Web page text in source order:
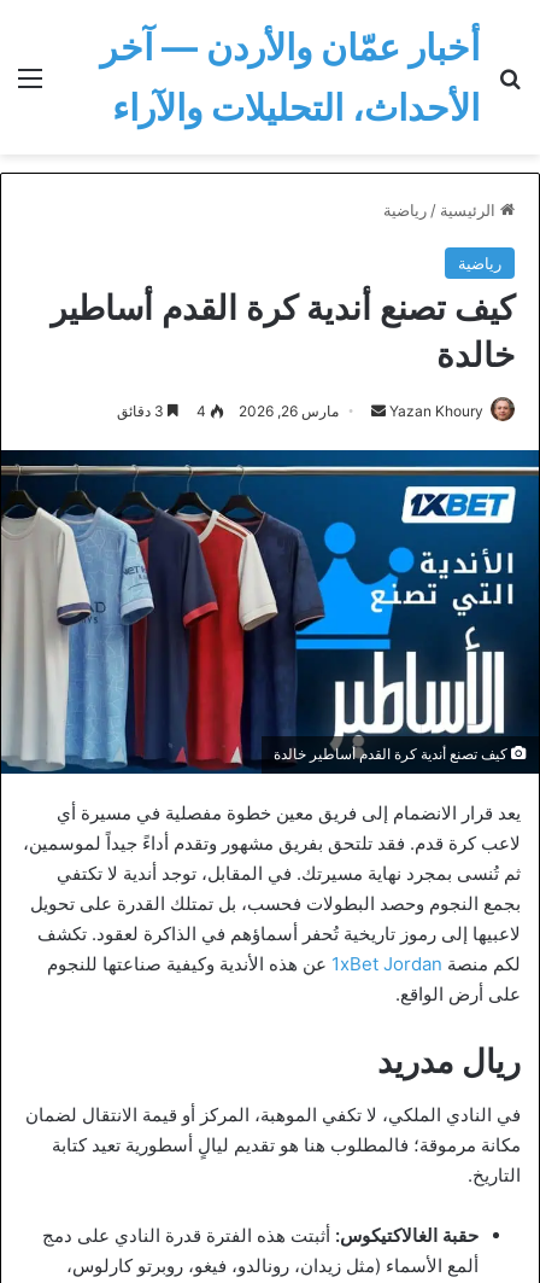
أخبار عمّان والأردن — آخر
الأحداث، التحليلات والآراء
الرئيسية / رياضية
رياضية
كيف تصنع أندية كرة القدم أساطير
خالدة
Yazan Khoury
أرسل
إلكترونيا
مارس 26, 2026 4
كيف تصنع أندية كرة القدم أساطير خالدة
يعد قرار الانضمام إلى فريق معين خطوة مفصلية في مسيرة أي
لاعب كرة قدم. فقد تلتحق بفريق مشهور وتقدم أداءً جيداً لموسمين،
ثم تُنسى بمجرد نهاية مسيرتك. في المقابل، توجد أندية لا تكتفي
بجمع النجوم وحصد البطولات فحسب، بل تمتلك القدرة على تحويل
لاعبيها إلى رموز تاريخية تُحفر أسماؤهم في الذاكرة لعقود. تكشف
لكم منصة 1xBet Jordan عن هذه الأندية وكيفية صناعتها للنجوم
على أرض الواقع.
ريال مدريد
في النادي الملكي، لا تكفي الموهبة، المركز أو قيمة الانتقال لضمان
مكانة مرموقة؛ فالمطلوب هنا هو تقديم ليالٍ أسطورية تعيد كتابة
التاريخ.
حقبة الغالاكتيكوس: أثبتت هذه الفترة قدرة النادي على دمج
ألمع الأسماء (مثل زيدان، رونالدو، فيغو، روبرتو كارلوس،